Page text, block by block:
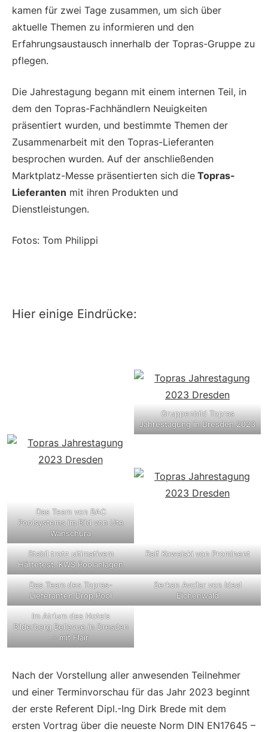
kamen für zwei Tage zusammen, um sich über
aktuelle Themen zu informieren und den
Erfahrungsaustausch innerhalb der Topras-Gruppe zu
pflegen.
Die Jahrestagung begann mit einem internen Teil, in
dem den Topras-Fachhändlern Neuigkeiten
präsentiert wurden, und bestimmte Themen der
Zusammenarbeit mit den Topras-Lieferanten
besprochen wurden. Auf der anschließenden
Marktplatz-Messe präsentierten sich die Topras-
Lieferanten mit ihren Produkten und
Dienstleistungen.
Fotos: Tom Philippi
Hier einige Eindrücke:
Gruppenbild Topras
Jahrestagung in Dresden 2023
Das Team von BAC
Poolsystems im Bild von Ute
Wanschura
Stabil trotz ultimativem
Härtetest, KWS Poolanlagen
Ralf Kowalski von Prominent
Das Team des Topras-
Lieferanten Drop Pool
Serkan Avcilar von Ideal
Eichenwald
Im Atrium des Hotels
Bilderberg Bellevue in Dresden
– mit Flair
Nach der Vorstellung aller anwesenden Teilnehmer
und einer Terminvorschau für das Jahr 2023 beginnt
der erste Referent Dipl.-Ing Dirk Brede mit dem
ersten Vortrag über die neueste Norm DIN EN17645 –